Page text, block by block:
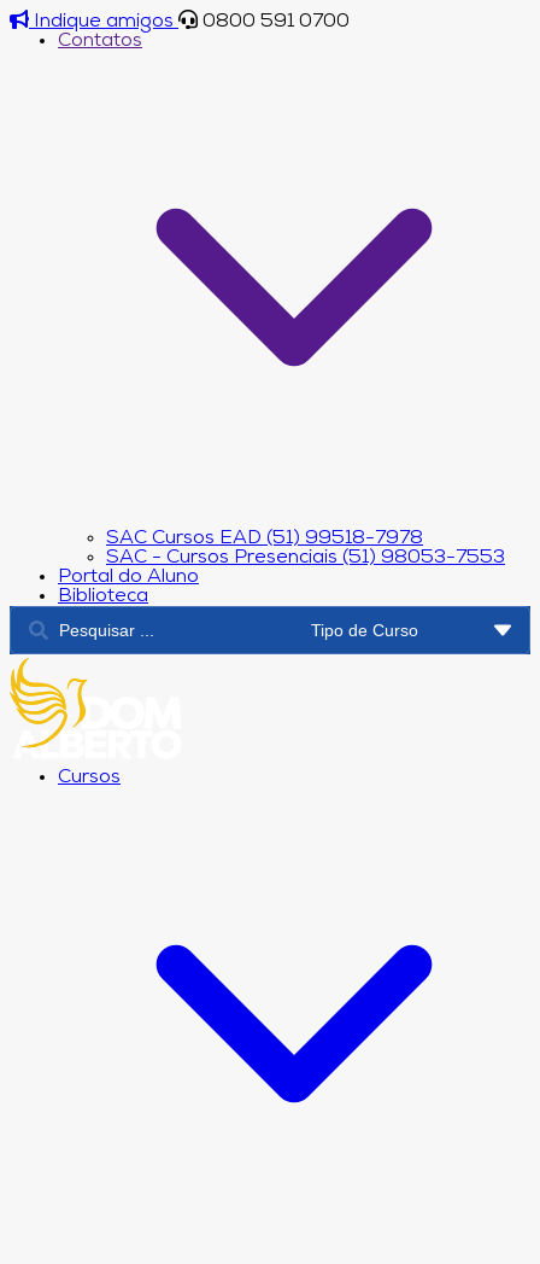
Indique amigos
0800 591 0700
Contatos
SAC Cursos EAD (51) 99518-7978
SAC - Cursos Presenciais (51) 98053-7553
Portal do Aluno
Biblioteca
Cursos